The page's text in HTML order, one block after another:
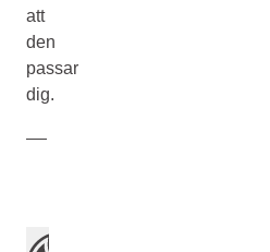
att
den
passar
dig.